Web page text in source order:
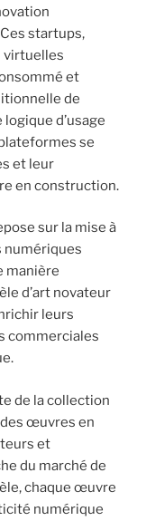
startups,
virtuelles
et
de
d’usage
se
et leur
en construction.
sur la mise à
numériques
manière
d’art novateur
leurs
commerciales
de la collection
œuvres en
et
du marché de
chaque œuvre
numérique